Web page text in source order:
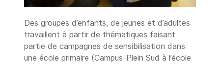
Des groupes d’enfants, de jeunes et d’adultes
travaillent à partir de thématiques faisant
partie de campagnes de sensibilisation dans
une école primaire (Campus-Plein Sud à l’école